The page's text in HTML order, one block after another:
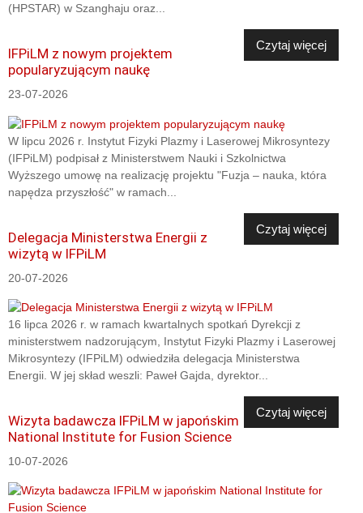
(HPSTAR) w Szanghaju oraz...
Czytaj więcej
IFPiLM z nowym projektem
popularyzującym naukę
23-07-2026
W lipcu 2026 r. Instytut Fizyki Plazmy i Laserowej Mikrosyntezy
(IFPiLM) podpisał z Ministerstwem Nauki i Szkolnictwa
Wyższego umowę na realizację projektu "Fuzja – nauka, która
napędza przyszłość" w ramach...
Czytaj więcej
Delegacja Ministerstwa Energii z
wizytą w IFPiLM
20-07-2026
16 lipca 2026 r. w ramach kwartalnych spotkań Dyrekcji z
ministerstwem nadzorującym, Instytut Fizyki Plazmy i Laserowej
Mikrosyntezy (IFPiLM) odwiedziła delegacja Ministerstwa
Energii. W jej skład weszli: Paweł Gajda, dyrektor...
Czytaj więcej
Wizyta badawcza IFPiLM w japońskim
National Institute for Fusion Science
10-07-2026